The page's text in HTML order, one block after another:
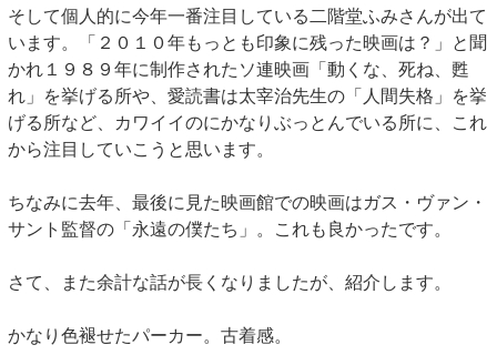
そして個人的に今年一番注目している二階堂ふみさんが出て
います。「２０１０年もっとも印象に残った映画は？」と聞
かれ１９８９年に制作されたソ連映画「動くな、死ね、甦
れ」を挙げる所や、愛読書は太宰治先生の「人間失格」を挙
げる所など、カワイイのにかなりぶっとんでいる所に、これ
から注目していこうと思います。
ちなみに去年、最後に見た映画館での映画はガス・ヴァン・
サント監督の「永遠の僕たち」。これも良かったです。
さて、また余計な話が長くなりましたが、紹介します。
かなり色褪せたパーカー。古着感。